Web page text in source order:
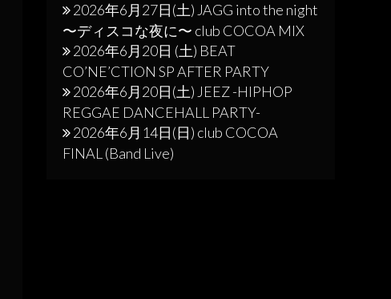
2026年6月27日(土) JAGG into the night
〜ディスコな夜に〜 club COCOA MIX
2026年6月20日 (土) BEAT
CO’NE’CTION SP AFTER PARTY
2026年6月20日(土) JEEZ -HIPHOP
REGGAE DANCEHALL PARTY-
2026年6月14日(日) club COCOA
FINAL (Band Live)